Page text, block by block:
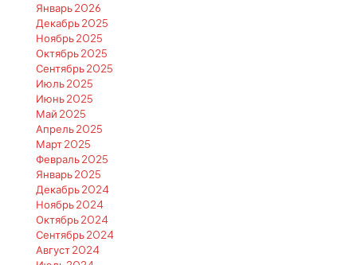
Январь 2026
Декабрь 2025
Ноябрь 2025
Октябрь 2025
Сентябрь 2025
Июль 2025
Июнь 2025
Май 2025
Апрель 2025
Март 2025
Февраль 2025
Январь 2025
Декабрь 2024
Ноябрь 2024
Октябрь 2024
Сентябрь 2024
Август 2024